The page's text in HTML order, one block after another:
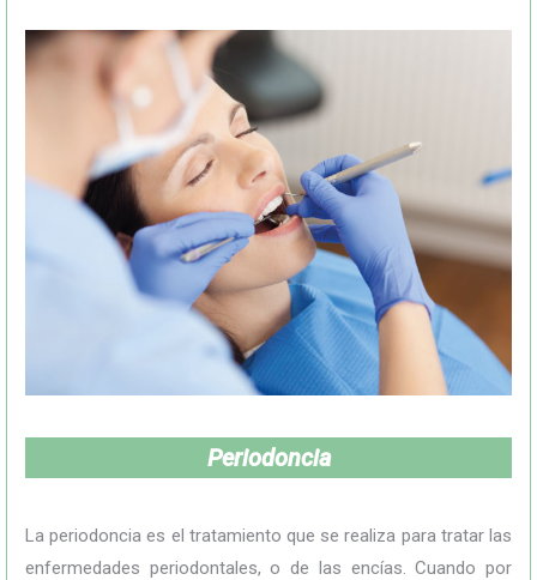
Periodoncia
La periodoncia es el tratamiento que se realiza para tratar las
enfermedades periodontales, o de las encías. Cuando por